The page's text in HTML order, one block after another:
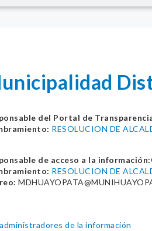
del Portal de
RESOLUCION DE
de acceso a la información:
RESOLUCION DE
de la información